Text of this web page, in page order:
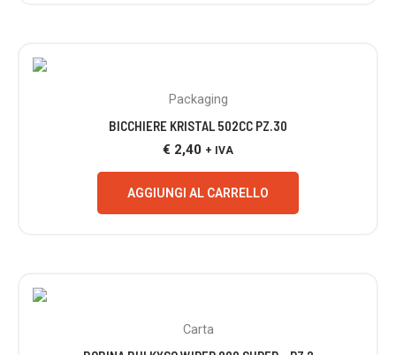
Packaging
BICCHIERE KRISTAL 502CC PZ.30
€ 2,40 + IVA
AGGIUNGI AL CARRELLO
Carta